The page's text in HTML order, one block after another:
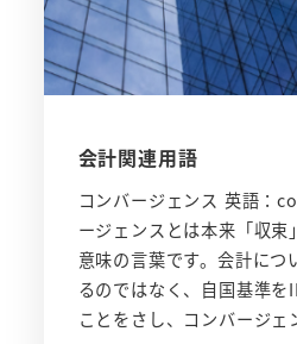
会計関連用語
コンバージェンス 英語：
ージェンスとは本来「収束
意味の言葉です。会計につ
るのではなく、自国基準を
ことをさし、コンバージ